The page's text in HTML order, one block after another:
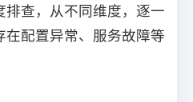
查，从不同维度，逐一
配置异常、服务故障等